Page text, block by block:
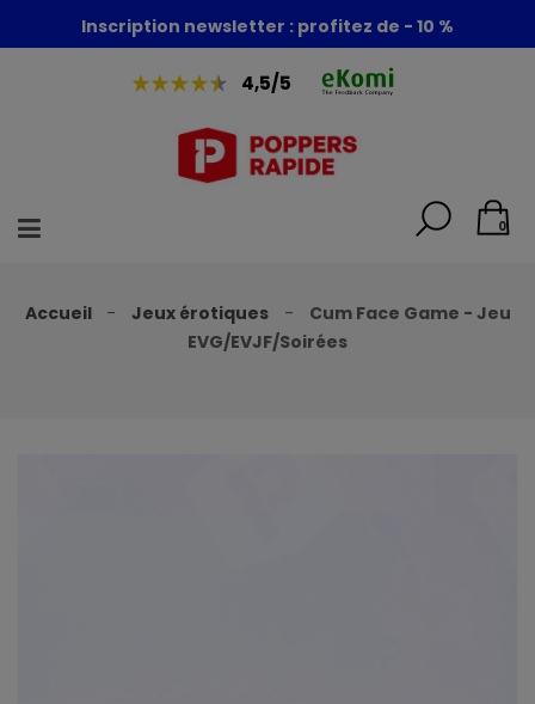
Foire aux poppers : - 30% + 1 poppers offert
Inscription newsletter : profitez de - 10 %
4,5/5
0
Accueil Jeux érotiques
Cum Face Game - Jeu
EVG/EVJF/Soirées